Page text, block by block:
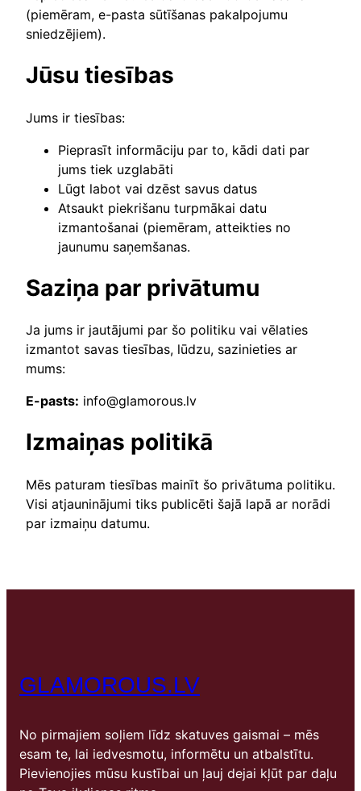
(piemēram, e-pasta sūtīšanas pakalpojumu
sniedzējiem).
Jūsu tiesības
Jums ir tiesības:
Pieprasīt informāciju par to, kādi dati par
jums tiek uzglabāti
Lūgt labot vai dzēst savus datus
Atsaukt piekrišanu turpmākai datu
izmantošanai (piemēram, atteikties no
jaunumu saņemšanas.
Saziņa par privātumu
Ja jums ir jautājumi par šo politiku vai vēlaties
izmantot savas tiesības, lūdzu, sazinieties ar
mums:
E-pasts: info@glamorous.lv
Izmaiņas politikā
Mēs paturam tiesības mainīt šo privātuma politiku.
Visi atjauninājumi tiks publicēti šajā lapā ar norādi
par izmaiņu datumu.
GLAMOROUS.LV
No pirmajiem soļiem līdz skatuves gaismai – mēs
esam te, lai iedvesmotu, informētu un atbalstītu.
Pievienojies mūsu kustībai un ļauj dejai kļūt par daļu